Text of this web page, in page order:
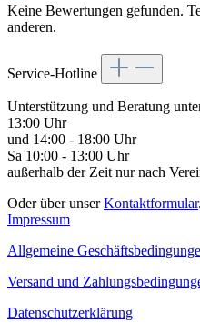
Keine Bewertungen gefunden.
anderen.
Service-Hotline
Unterstützung und Beratung
13:00 Uhr
und 14:00 - 18:00 Uhr
Sa 10:00 - 13:00 Uhr
außerhalb der Zeit nur nach
Oder über unserKontaktformular.
Impressum
Allgemeine
Versand und
Datenschutzerklärung